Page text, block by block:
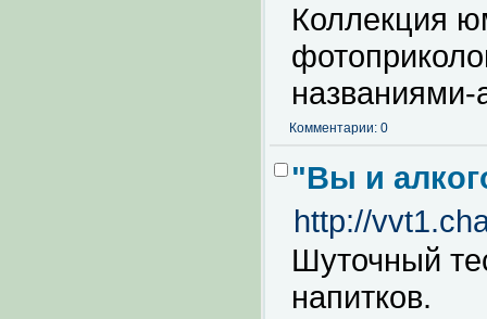
Коллекция
Комментарии: 0
"Вы и
http://
Шуточный
напитков.